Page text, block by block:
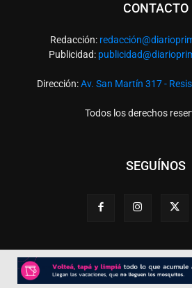
CONTACTO
Redacción: redacció
Publicidad:
Dirección:Av. San Martín 317 -
Todos los derechos
SEGUÍNOS
Desarrollado porTP. Web